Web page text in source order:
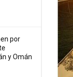
por
y Omán